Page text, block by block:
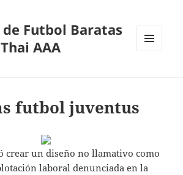
Futbol Baratas
AAA
futbol juventus
crear un diseño no llamativo como
laboral denunciada en la